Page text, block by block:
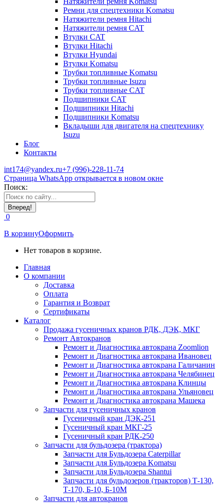
Ремни для спецтехники Komatsu
Натяжители ремня Hitachi
Натяжители ремня CAT
Втулки CAT
Втулки Hitachi
Втулки Hyundai
Втулки Komatsu
Трубки топливные Komatsu
Трубки топливные Isuzu
Трубки топливные CAT
Подшипники CAT
Подшипники Hitachi
Подшипники Komatsu
Вкладыши для двигателя на спецтехнику
Isuzu
Блог
Контакты
int174@yandex.ru+7 (996)-228-11-74
Страница WhatsApp открывается в новом окне
Поиск:
0
В корзинуОформить
Нет товаров в корзине.
Главная
О компании
Доставка
Оплата
Гарантия и Возврат
Сертификаты
Каталог
Продажа гусеничных кранов РДК, ДЭК, МКГ
Ремонт Автокранов
Ремонт и Диагностика автокрана Zoomlion
Ремонт и Диагностика автокрана Ивановец
Ремонт и Диагностика автокрана Галичанин
Ремонт и Диагностика автокрана Челябинец
Ремонт и Диагностика автокрана Клинцы
Ремонт и Диагностика автокрана Ульяновец
Ремонт и Диагностика автокрана Машека
Запчасти для гусеничных кранов
Гусеничный кран ДЭК-251
Гусеничный кран МКГ-25
Гусеничный кран РДК-250
Запчасти для бульдозера (трактора)
Запчасти для Бульдозера Caterpillar
Запчасти для Бульдозера Komatsu
Запчасти для Бульдозера Shantui
Запчасти для бульдозеров (тракторов) Т-130,
Т-170, Б-10, Б-10М
Запчасти для автокранов